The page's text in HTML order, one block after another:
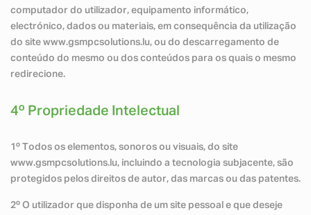
computador do utilizador, equipamento informático,
electrónico, dados ou materiais, em consequência da utilização
do site www.gsmpcsolutions.lu, ou do descarregamento de
conteúdo do mesmo ou dos conteúdos para os quais o mesmo
redirecione.
4º Propriedade Intelectual
1º Todos os elementos, sonoros ou visuais, do site
www.gsmpcsolutions.lu, incluindo a tecnologia subjacente, são
protegidos pelos direitos de autor, das marcas ou das patentes.
2º O utilizador que disponha de um site pessoal e que deseje